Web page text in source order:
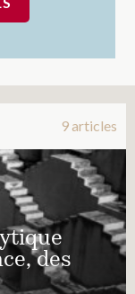
9 articles
des